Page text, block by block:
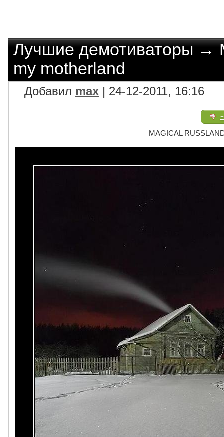
Лучшие демотиваторы→
my motherland
Добавил max | 24-12-2011, 16:16
MAGICAL